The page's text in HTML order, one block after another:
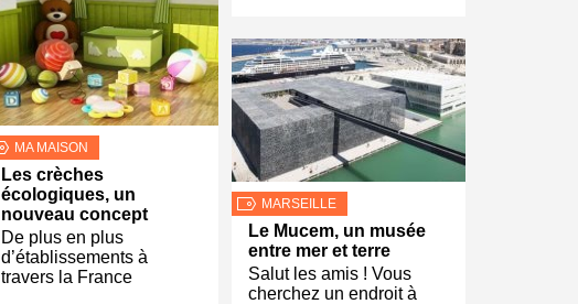
MA MAISON
Les crèches
écologiques, un
nouveau concept
De plus en plus
d’établissements à
travers la France
MARSEILLE
Le Mucem, un musée
entre mer et terre
Salut les amis ! Vous
cherchez un endroit à